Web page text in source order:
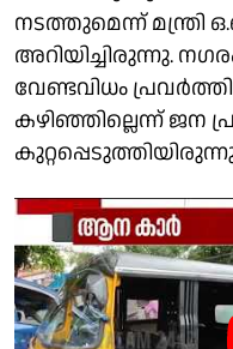
നടത്തുമെന്ന് മന്ത്രി
അറിയിച്ചിരുന്നു.
വേണ്ടവിധം
കഴിഞ്ഞില്ലെന്ന് ജന